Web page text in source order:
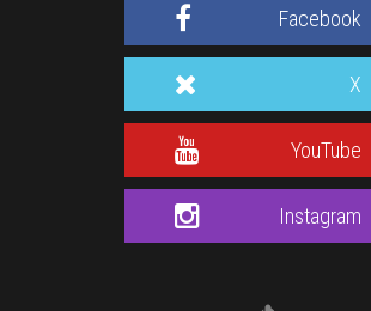
Facebook
X
YouTube
Instagram